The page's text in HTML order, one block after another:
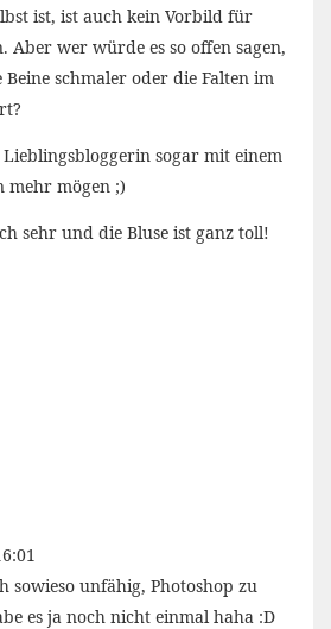
ist, ist auch kein Vorbild für
Aber wer würde es so offen sagen,
Beine schmaler oder die Falten im
sogar mit einem
mehr mögen ;)
sehr und die Bluse ist ganz toll!
sowieso unfähig, Photoshop zu
es ja noch nicht einmal haha :D